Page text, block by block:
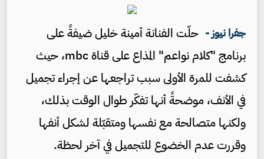
جفرا نيوز - حلّت الفنانة أمينة خليل ضيفةً على
برنامج "كلام نواعم" المذاع على قناة mbc، حيث
كشفت للمرة الأولى سبب تراجعها عن إجراء تجميل
في الأنف، موضحةً أنها تفكّر طوال الوقت بذلك،
ولكنها متصالحة مع نفسها ومتقبّلة لشكل أنفها
وقررت عدم الخضوع للتجميل في آخر لحظة.